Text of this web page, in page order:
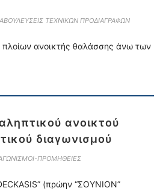
ΤΕΧΝΙΚΩΝ ΠΡΟΔΙΑΓΡΑΦΩΝ
πλοίων ανοικτής θαλάσσης άνω των
ανοικτού
διαγωνισμού
ΠΡΟΜΗΘΕΙΕΣ
(πρώην “ΣΟΥΝΙΟΝ”